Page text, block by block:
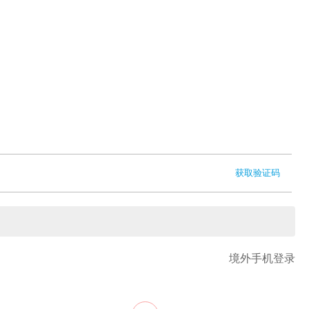
获取验证码
境外手机登录